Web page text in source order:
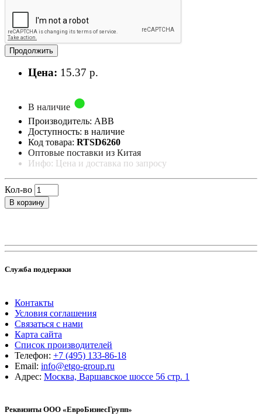
Продолжить
Цена: 15.37 р.
В наличие
Производитель: ABB
Доступность: в наличие
Код товара: RTSD6260
Оптовые поставки из Китая
Инфо: Цена и доставка по запросу
Кол-во
В корзину
Служба поддержки
Контакты
Условия соглашения
Связаться с нами
Карта сайта
Список производителей
Телефон: +7 (495) 133-86-18
Email: info@etgo-group.ru
Адрес: Москва, Варшавское шоссе 56 стр. 1
Реквизиты ООО «ЕвроБизнесГрупп»